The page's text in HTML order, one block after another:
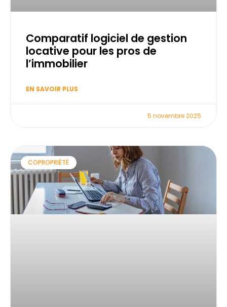
Comparatif logiciel de gestion
locative pour les pros de
l’immobilier
EN SAVOIR PLUS
5 novembre 2025
COPROPRIÉTÉ